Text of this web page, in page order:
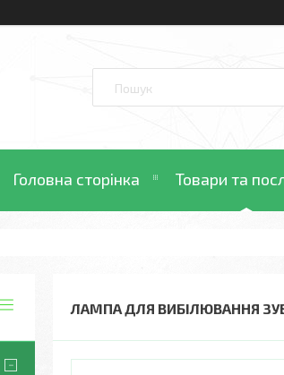
Головна сторінка Товари та
ЛАМПА ДЛЯ ВИБІЛЮВАННЯ